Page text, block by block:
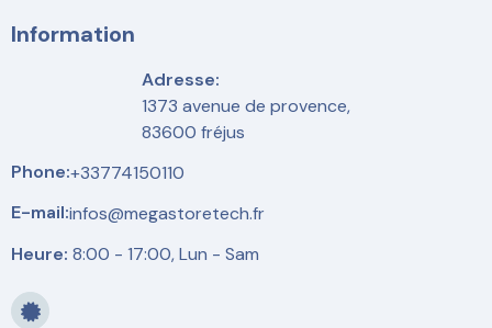
Information
Adresse:
1373 avenue de provence,
83600 fréjus
Phone:+33774150110
E-mail:infos@megastoretech.fr
Heure: 8:00 - 17:00, Lun - Sam